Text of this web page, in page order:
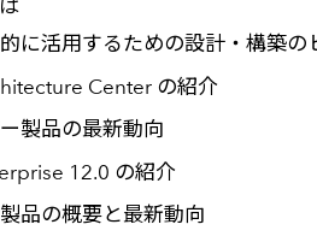
に活用するための設計・構築の
Center の紹介
製品の最新動向
12.0 の紹介
品の概要と最新動向